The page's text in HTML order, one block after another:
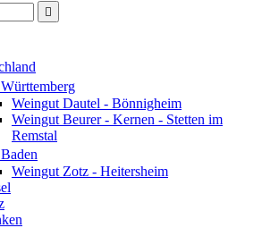

Württemberg
Weingut Dautel - Bönnigheim
Weingut Beurer - Kernen - Stetten im
Remstal
Baden
Weingut Zotz - Heitersheim